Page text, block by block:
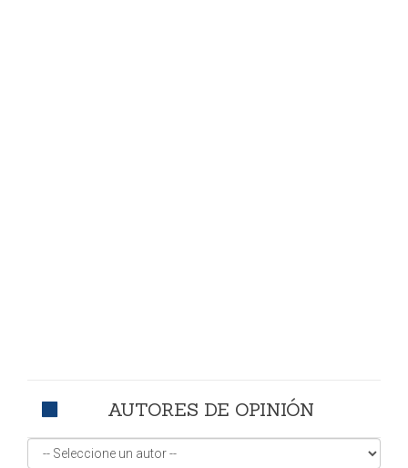
AUTORES DE OPINIÓN